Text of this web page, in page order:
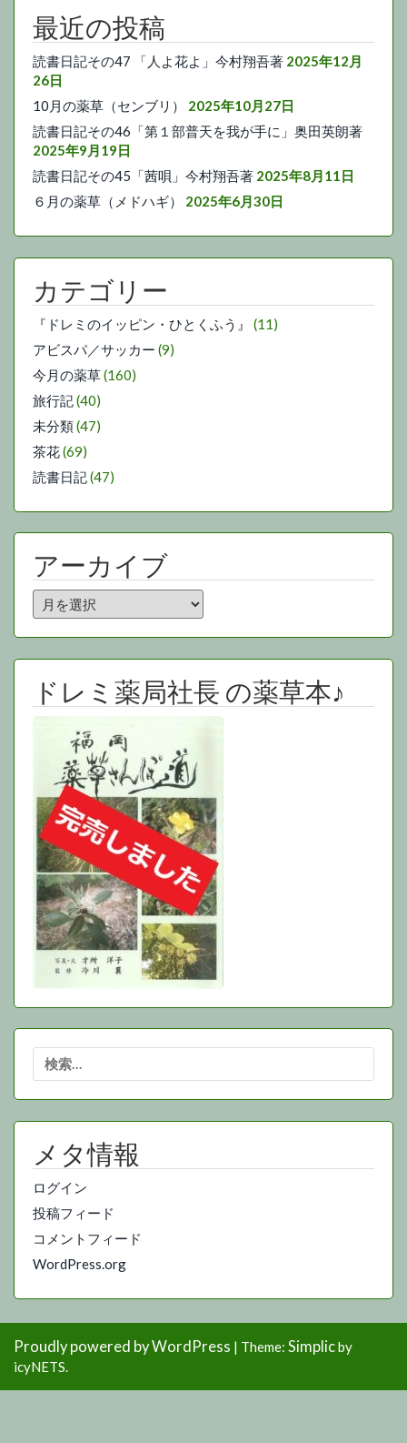
最近の投稿
読書日記その47 「人よ花よ」今村翔吾著 2025年12月
26日
10月の薬草（センブリ）
2025年10月27日
読書日記その46「第１部普天を我が手に」奥田英朗著
2025年9月19日
読書日記その45「茜唄」今村翔吾著 2025年8月11日
６月の薬草（メドハギ）
2025年6月30日
カテゴリー
『ドレミのイッピン・ひとくふう』
(11)
アビスパ／サッカー (9)
今月の薬草(160)
旅行記(40)
未分類(47)
茶花(69)
読書日記(47)
アーカイブ
ア
ー
カ
イ
ドレミ薬局社長 の薬草本♪
索:
メタ情報
ログイン
投稿フィード
コメントフィード
WordPress.org
Proudly powered by WordPress | Theme: Simplicby
icyNETS.